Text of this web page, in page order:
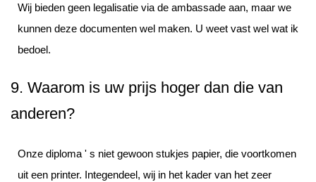
Wij bieden geen legalisatie via de ambassade aan, maar we
kunnen deze documenten wel maken. U weet vast wel wat ik
bedoel.
9. Waarom is uw prijs hoger dan die van
anderen?
Onze diploma ' s niet gewoon stukjes papier, die voortkomen
uit een printer. Integendeel, wij in het kader van het zeer